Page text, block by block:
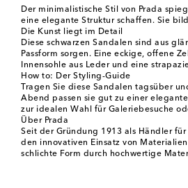
Der minimalistische Stil von Prada
eine elegante Struktur schaffen. Sie
Die Kunst liegt im Detail
Diese schwarzen Sandalen sind aus
Passform sorgen. Eine eckige, offene
Innensohle aus Leder und eine
How to: Der Styling-Guide
Tragen Sie diese Sandalen tagsüber
Abend passen sie gut zu einer
zur idealen Wahl für Galeriebesuche
Über Prada
Seit der Gründung 1913 als Händler
den innovativen Einsatz von
schlichte Form durch hochwertige